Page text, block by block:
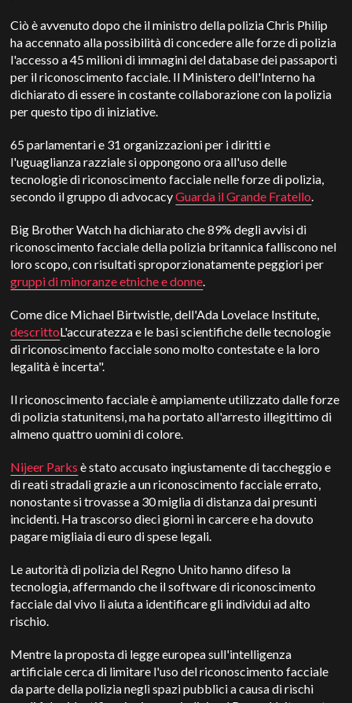
Ciò è avvenuto dopo che il ministro della polizia Chris Philip
ha accennato alla possibilità di concedere alle forze di polizia
l'accesso a 45 milioni di immagini del database dei passaporti
per il riconoscimento facciale. Il Ministero dell'Interno ha
dichiarato di essere in costante collaborazione con la polizia
per questo tipo di iniziative.
65 parlamentari e 31 organizzazioni per i diritti e
l'uguaglianza razziale si oppongono ora all'uso delle
tecnologie di riconoscimento facciale nelle forze di polizia,
secondo il gruppo di advocacyGuarda il Grande Fratello.
Big Brother Watch ha dichiarato che 89% degli avvisi di
riconoscimento facciale della polizia britannica falliscono nel
loro scopo, con risultati sproporzionatamente peggiori per
gruppi di minoranze etniche e donne.
Come dice Michael Birtwistle, dell'Ada Lovelace Institute,
descrittoL'accuratezza e le basi scientifiche delle tecnologie
di riconoscimento facciale sono molto contestate e la loro
legalità è incerta".
Il riconoscimento facciale è ampiamente utilizzato dalle forze
di polizia statunitensi, ma ha portato all'arresto illegittimo di
almeno quattro uomini di colore.
Nijeer Parks è stato accusato ingiustamente di taccheggio e
di reati stradali grazie a un riconoscimento facciale errato,
nonostante si trovasse a 30 miglia di distanza dai presunti
incidenti. Ha trascorso dieci giorni in carcere e ha dovuto
pagare migliaia di euro di spese legali.
Le autorità di polizia del Regno Unito hanno difeso la
tecnologia, affermando che il software di riconoscimento
facciale dal vivo li aiuta a identificare gli individui ad alto
rischio.
Mentre la proposta di legge europea sull'intelligenza
artificiale cerca di limitare l'uso del riconoscimento facciale
da parte della polizia negli spazi pubblici a causa di rischi